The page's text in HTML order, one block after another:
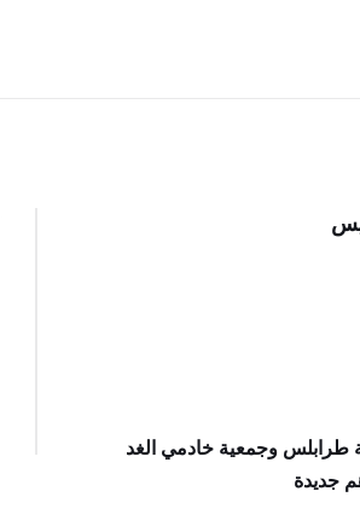
طرابلس وجمعية خادمي الغد
جديدة